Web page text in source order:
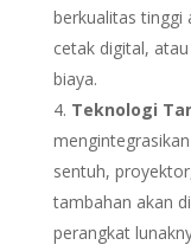
berkualitas tinggi
cetak digital,
biaya.
Teknologi
sentuh,
tambahan akan
perangkat